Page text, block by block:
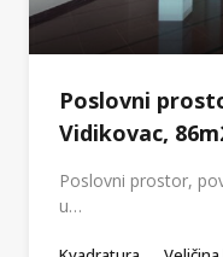
Poslovni
Vidikovac,
Poslovni prostor,
u…